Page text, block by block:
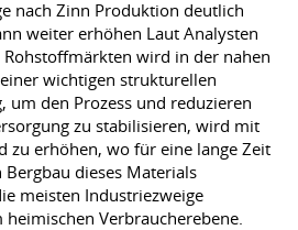
nach Zinn Produktion deutlich
weiter erhöhen Laut Analysten
wird in der nahen
wichtigen strukturellen
um den Prozess und reduzieren
zu stabilisieren, wird mit
zu erhöhen, wo für eine lange Zeit
dieses Materials
meisten Industriezweige
Verbraucherebene.